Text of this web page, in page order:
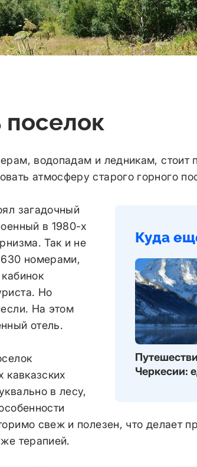
поселок
водопадам и ледникам, стоит
атмосферу старого горного
Куда
Черкесии:
загадочный
в 1980-х
Так и не
630 номерами,
Но
На этом
отель.
кавказских
в лесу,
свеж и полезен, что делает
терапией.